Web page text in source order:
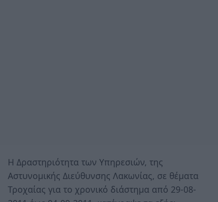
Η Δραστηριότητα των Υπηρεσιών, της
Αστυνομικής Διεύθυνσης Λακωνίας, σε θέματα
Τροχαίας για το χρονικό διάστημα από 29-08-